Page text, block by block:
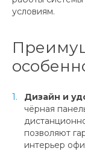
условиям.
Дизайн и
чёрная
позволяют
интерьер